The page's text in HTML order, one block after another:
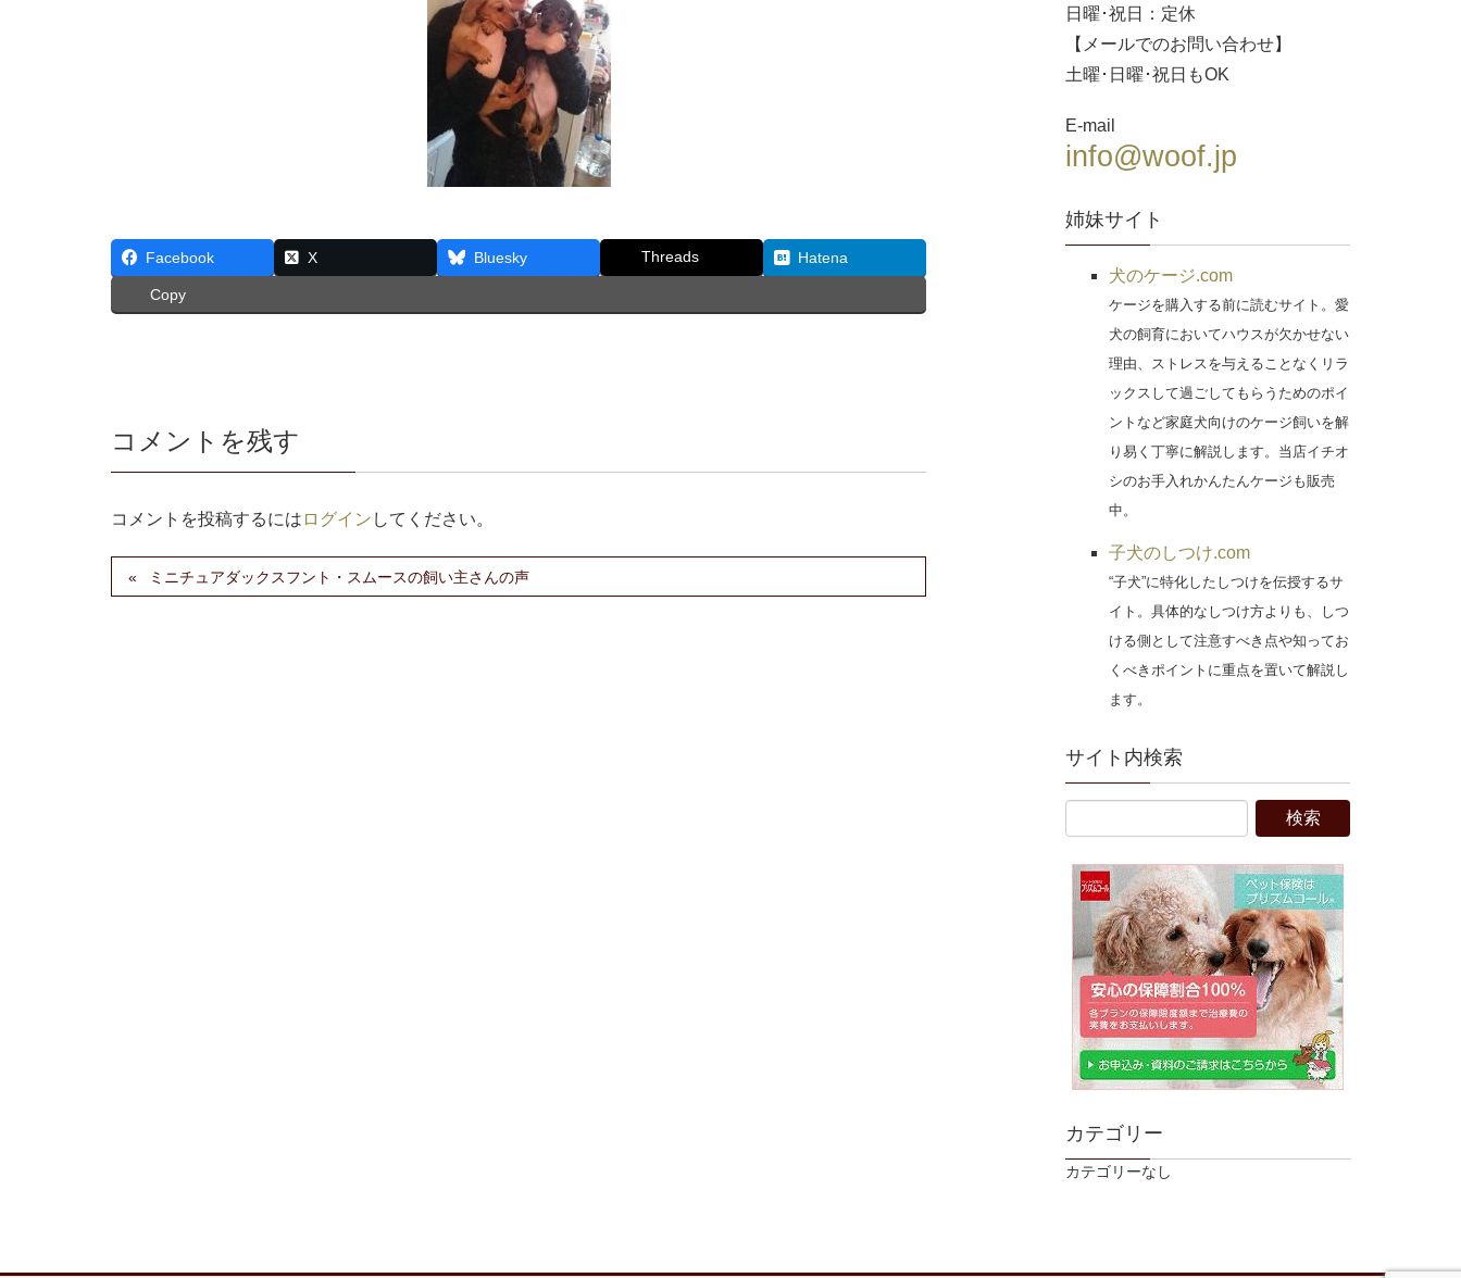
Facebook X Bluesky Threads Hatena
Copy
コメントを残す
コメントを投稿するには ログイン してください。
ミニチュアダックスフント・スムースの飼い主さんの声
日曜･祝日：定休
【メールでのお問い合わせ】
土曜･日曜･祝日もOK
E-mail
info@woof.jp
姉妹サイト
犬のケージ.com
ケージを購入する前に読むサイト。愛
犬の飼育においてハウスが欠かせない
理由、ストレスを与えることなくリラ
ックスして過ごしてもらうためのポイ
ントなど家庭犬向けのケージ飼いを解
り易く丁寧に解説します。当店イチオ
シのお手入れかんたんケージも販売
中。
子犬のしつけ.com
“子犬”に特化したしつけを伝授するサ
イト。具体的なしつけ方よりも、しつ
ける側として注意すべき点や知ってお
くべきポイントに重点を置いて解説し
ます。
サイト内検索
カテゴリー
カテゴリーなし